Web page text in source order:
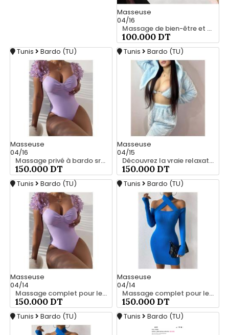
Masseuse
04/16
Massage de bien-être et confort 25 926 213
100.000 DT
Tunis Bardo (TU)
Masseuse
04/16
Massage privé à bardo srd 55066248
150.000 DT
Tunis Bardo (TU)
Masseuse
04/15
Découvrez la vraie relaxation pour les hommes srd à bardo 55066248
150.000 DT
Tunis Bardo (TU)
Masseuse
04/14
Massage complet pour les hommes srd à bardo
150.000 DT
Tunis Bardo (TU)
Masseuse
04/14
Massage complet pour les hommes srd à bardo 56066248
150.000 DT
Tunis Bardo (TU) Tunis Bardo (TU)